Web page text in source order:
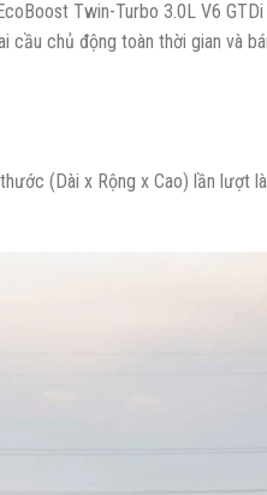
Twin-Turbo 3.0L V6
chủ động toàn thời gian và
(Dài x Rộng x Cao) lần lượt là